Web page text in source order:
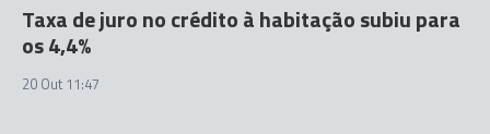
Taxa de juro no crédito à habitação subiu para
os 4,4%
20 Out 11:47